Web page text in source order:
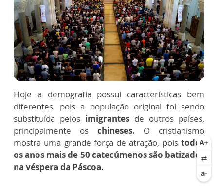
Hoje a demografia possui características bem
diferentes, pois a população original foi sendo
substituída pelos imigrantes de outros países,
principalmente os chineses. O cristianismo
mostra uma grande força de atração, poistodos
os anos mais de 50 catecúmenos são batizados
na véspera da Páscoa.